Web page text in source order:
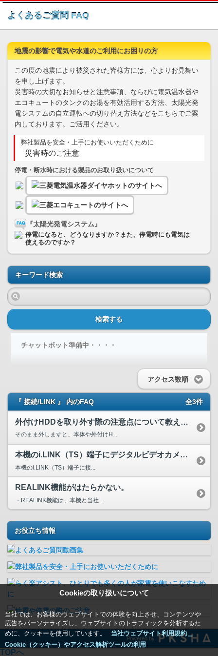
このページの本文へ
よくあるご質問 FAQ
Cookieの取り扱いについて
当社では、お客様のウェブサイトでの体験を向上させ、コンテンツや
広告をパーソナライズし、ウェブサイトのトラフィックを分析するた
めに、クッキーを使用しています。
当社ウェブサイト利用規約＿
Cookie（クッキー）やアクセス解析ツールの利用
地震の影響で電気や水道のご利用にお困りの方
この度の地震により被災された皆様方には、心よりお見舞い
を申し上げます。
災害時の大切なお知らせと注意事項、ならびに電気温水器や
エコキュートのタンクのお湯を有効活用する方法、太陽光発
電システムの自立運転への切り替え方法などをこちらでご案
内しております。ご活用ください。
弊社製品を安全・上手にお使いいただくために
災害時のご注意
停電・断水時における製品のお取り扱いについて
『太陽光発電システム』
停電になると、どうなりますか？また、停電時にも電気は
使えるのですか？
キーワード検索
検索する
チャットボット準備中・・・・
アクセス数順
『 接続/LINK 』 内のFAQ 全3件
外付けHDDを取り外す際の注意点について教えてください。
そのまま外しますと、本体や外付けH...
本機のi.LINK（TS）端子にデジタルビデオカメラやD-...
本機のi.LINK（TS）端子に接...
REALINK機能がはたらかない。
・REALINK機能は、本機と当社...
お役立ち情報
Powered by
TOPへ